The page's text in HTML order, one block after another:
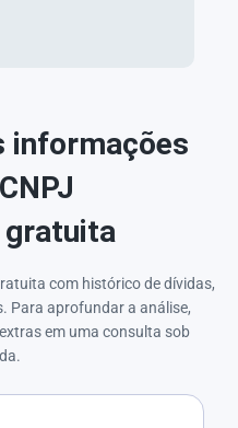
informações
com histórico de dívidas,
Para aprofundar a análise,
em uma consulta sob